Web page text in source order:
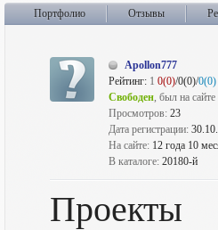
Портфолио Отзывы
Apollon777
Рейтинг: 1 0(0)/0(0)/0(0)
Свободен, был на
Просмотров: 23
Дата регистрации:
На сайте: 12 года 10
В каталоге: 20180-й
Проекты